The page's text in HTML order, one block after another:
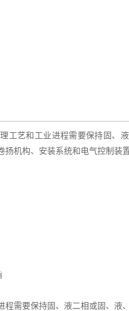
工艺和工业进程需要保持固、
扬机构、安装系统和电气控制装
需要保持固、液二相或固、液